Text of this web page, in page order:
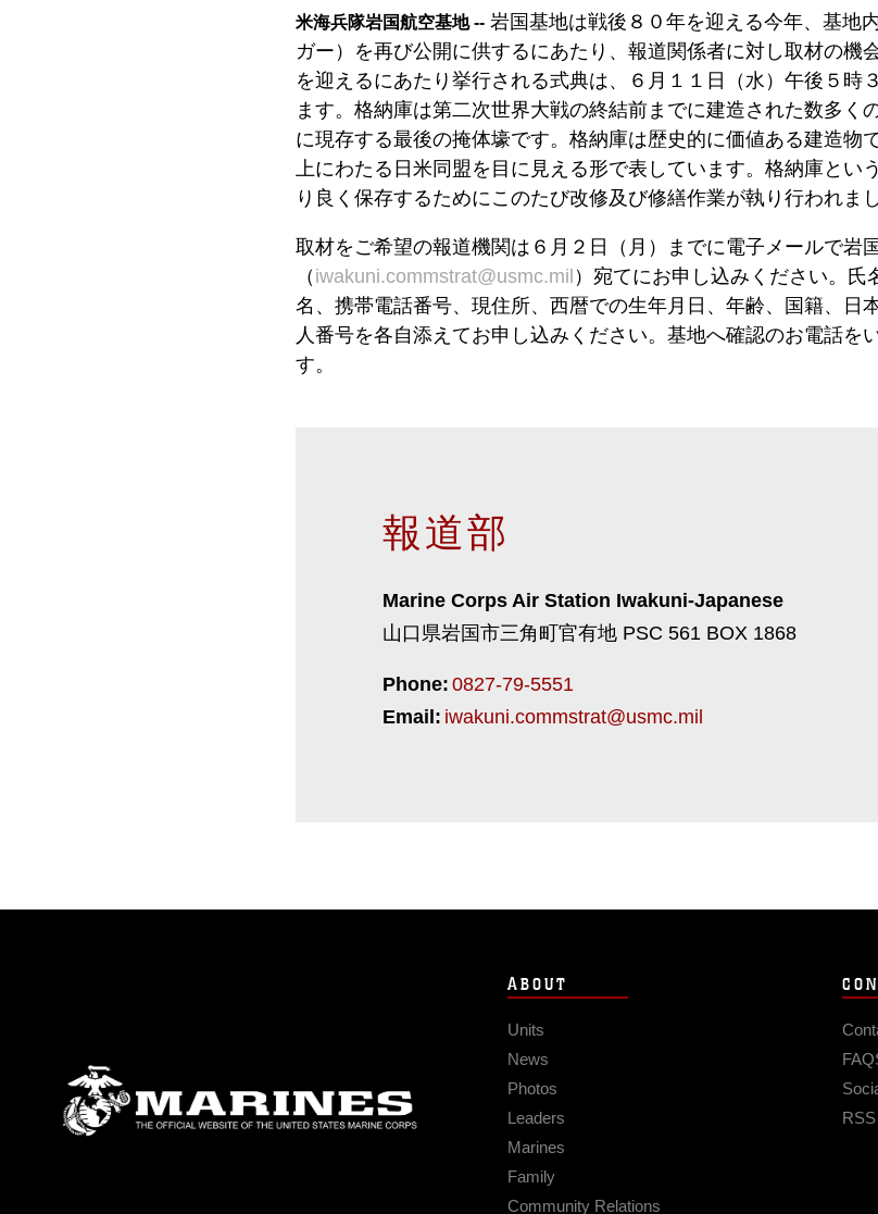
米海兵隊岩国航空基地 -- 岩国基地は戦後８０年を迎える今年、基地
ガー）を再び公開に供するにあたり、報道関係者に対し取材の機
を迎えるにあたり挙行される式典は、６月１１日（水）午後５時
ます。格納庫は第二次世界大戦の終結前までに建造された数多く
に現存する最後の掩体壕です。格納庫は歴史的に価値ある建造物
上にわたる日米同盟を目に見える形で表しています。格納庫とい
り良く保存するためにこのたび改修及び修繕作業が執り行われまし
取材をご希望の報道機関は６月２日（月）までに電子メールで岩
（ iwakuni.commstrat@usmc.mil ）宛てにお申し込みください。氏
名、携帯電話番号、現住所、西暦での生年月日、年齢、国籍、日
人番号を各自添えてお申し込みください。基地へ確認のお電話を
す。
報道部
Marine Corps Air Station Iwakuni-Japanese
山口県岩国市三角町官有地 PSC 561 BOX 1868
Phone: 0827-79-5551
Email: iwakuni.commstrat@usmc.mil
ABOUT
Units
News
Photos
Leaders
Marines
Family
Community Relations